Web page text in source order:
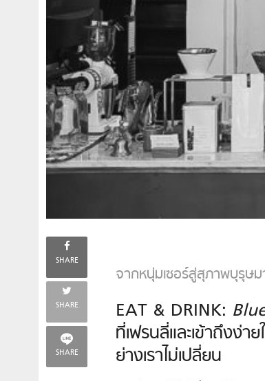
SHARE
SHARE
SHARE
จากหนุ่มเซอร์สู่สุภาพบุรุษม
EAT & DRINK:
ที่เฟรนลี่และเข้าถึงง่า
ย่างเราไม่เปลี่ยน